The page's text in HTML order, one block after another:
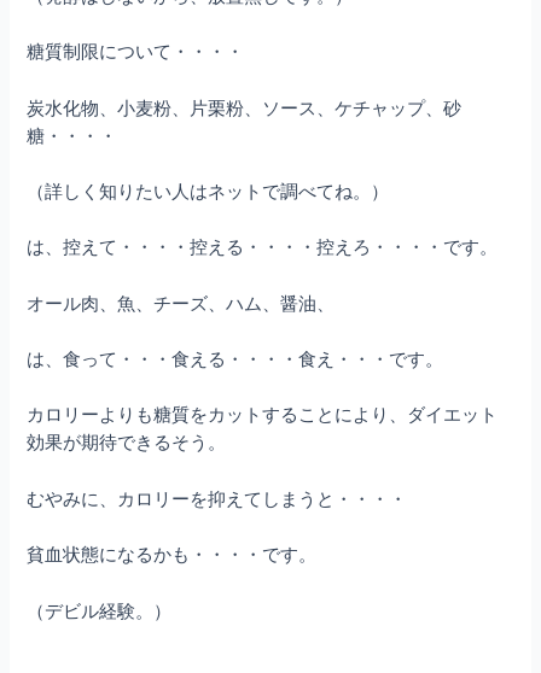
糖質制限について・・・・
炭水化物、小麦粉、片栗粉、ソース、ケチャップ、砂
糖・・・・
（詳しく知りたい人はネットで調べてね。）
は、控えて・・・・控える・・・・控えろ・・・・です。
オール肉、魚、チーズ、ハム、醤油、
は、食って・・・食える・・・・食え・・・です。
カロリーよりも糖質をカットすることにより、ダイエット
効果が期待できるそう。
むやみに、カロリーを抑えてしまうと・・・・
貧血状態になるかも・・・・です。
（デビル経験。）